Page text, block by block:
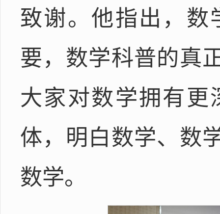
致谢。他指出，数
要，数学科普的真
大家对数学拥有更
体，明白数学、数
数学。